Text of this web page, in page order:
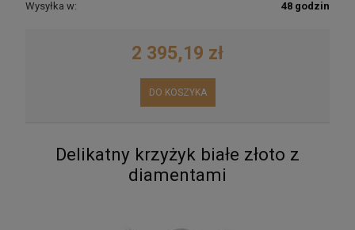
Wysyłka w:
48 godzin
2 395,19 zł
DO KOSZYKA
Delikatny krzyżyk białe złoto z
diamentami